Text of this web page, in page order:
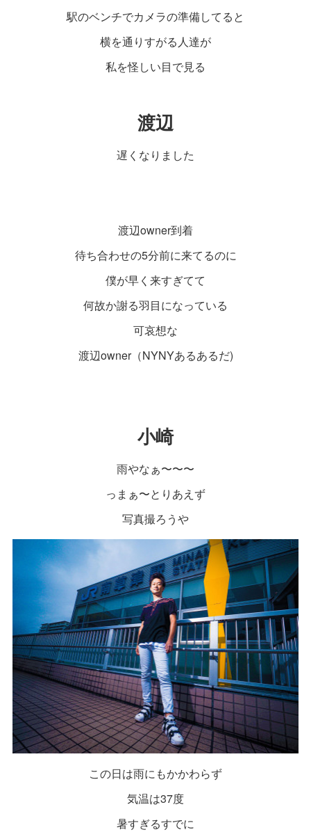
駅のベンチでカメラの準備してると
横を通りすがる人達が
私を怪しい目で見る
渡辺
遅くなりました
渡辺owner到着
待ち合わせの5分前に来てるのに
僕が早く来すぎてて
何故か謝る羽目になっている
可哀想な
渡辺owner（NYNYあるあるだ)
小崎
雨やなぁ〜〜〜
っまぁ〜とりあえず
写真撮ろうや
この日は雨にもかかわらず
気温は37度
暑すぎるすでに